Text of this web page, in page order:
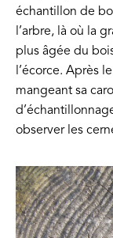
échantillon de
l’arbre, là où la
plus âgée du
l’écorce. Après
mangeant sa
observer les